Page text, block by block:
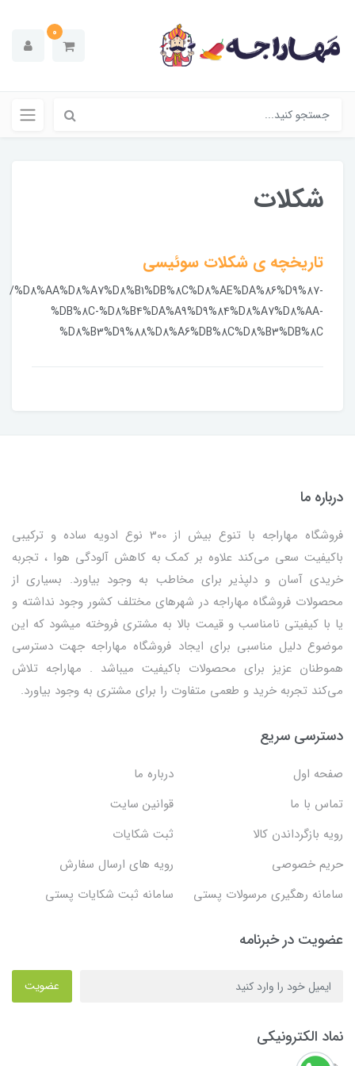
0
شکلات
تاریخچه ی شکلات سوئیسی
/%D8%AA%D8%A7%D8%B1%DB%8C%D8%AE%DA%86%D9%87-
%DB%8C-%D8%B4%DA%A9%D9%84%D8%A7%D8%AA-
%D8%B3%D9%88%D8%A6%DB%8C%D8%B3%DB%8C
درباره ما
فروشگاه مهاراجه با تنوع بیش از 300 نوع ادویه ساده و ترکیبی
باکیفیت سعی می‌کند علاوه بر کمک به کاهش آلودگی هوا ، تجربه
خریدی آسان و دلپذیر برای مخاطب به وجود بیاورد. بسیاری از
محصولات فروشگاه مهاراجه در شهرهای مختلف کشور وجود نداشته و
یا با کیفیتی نامناسب و قیمت بالا به مشتری فروخته میشود که این
موضوع دلیل مناسبی برای ایجاد فروشگاه مهاراجه جهت دسترسی
هموطنان عزیز برای محصولات باکیفیت میباشد . مهاراجه تلاش
می‌کند تجربه خرید و طعمی متفاوت را برای مشتری به وجود بیاورد.
دسترسی سریع
صفحه اول
درباره ما
تماس با ما
قوانین سایت
رویه بازگرداندن کالا
ثبت شکایات
حریم خصوصی
رویه های ارسال سفارش
سامانه رهگیری مرسولات پستی
سامانه ثبت شکایات پستی
عضویت در خبرنامه
عضویت
نماد الکترونیکی